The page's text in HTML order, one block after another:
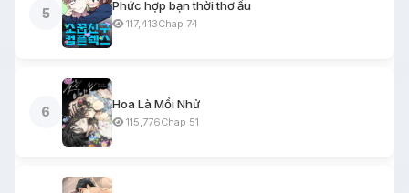
5
Phức hợp bạn thời thơ ấu
117,413Chap 74
6
Hoa Là Mồi Nhử
115,776Chap 51